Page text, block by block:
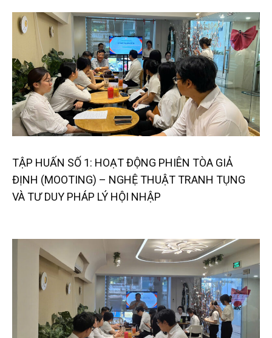
TẬP HUẤN SỐ 1: HOẠT ĐỘNG PHIÊN TÒA GIẢ
ĐỊNH (MOOTING) – NGHỆ THUẬT TRANH TỤNG
VÀ TƯ DUY PHÁP LÝ HỘI NHẬP